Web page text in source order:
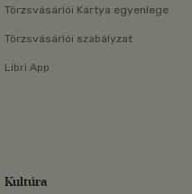
Törzsvásárlói Kártya egyenlege
Törzsvásárlói szabályzat
Libri App
Kultúra